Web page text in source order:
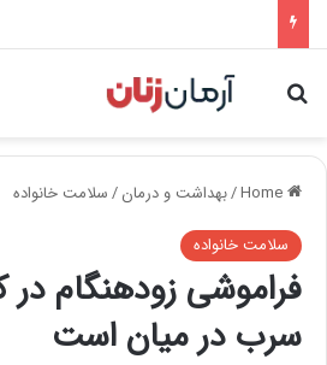
Search for
/بهداشت و درمان/سلامت خانواده
سلامت خانواده
فراموشی زودهنگام در
سرب در میان است